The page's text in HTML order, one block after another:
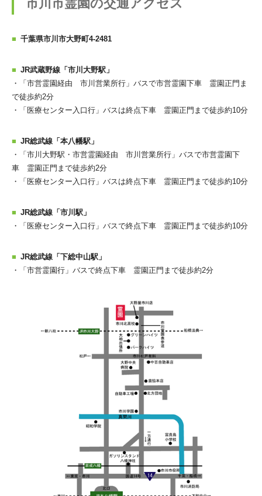
市川市霊園の交通アクセス
千葉県市川市大野町4-2481
JR武蔵野線「市川大野駅」
・「市営霊園経由 市川営業所行」バスで市営霊園下車 霊園正門ま
で徒歩約2分
・「医療センター入口行」バスは終点下車 霊園正門まで徒歩約10分
JR総武線「本八幡駅」
・「市川大野駅・市営霊園経由 市川営業所行」バスで市営霊園下
車 霊園正門まで徒歩約2分
・「医療センター入口行」バスは終点下車 霊園正門まで徒歩約10分
JR総武線「市川駅」
・「医療センター入口行」バスで終点下車 霊園正門まで徒歩約10分
JR総武線「下総中山駅」
・「市営霊園行」バスで終点下車 霊園正門まで徒歩約2分